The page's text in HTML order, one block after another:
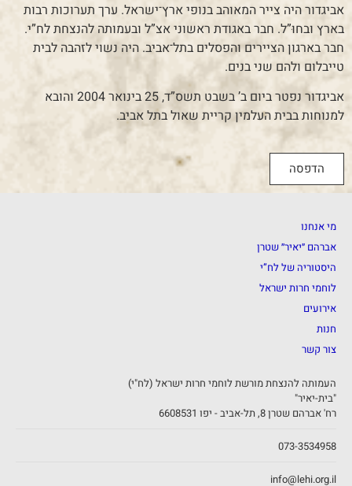
אביגדור היה צייר המאוהב בנופי ארץ־ישראל. ערך תערוכות רבות
בארץ ובחוּ”ל. חבר באגודת ראשוני אצ”ל ובעמותה להנצחת לח”י.
חבר בארגון הציירים והפסלים בתל־אביב. היה נשוי לזהבה לבית
טייבלום ולהם שני בנים.
אביגדור נפטר ביום ב’ בשבט תשס”ד, 25 בינואר 2004 והובא
למנוחות בבית העלמין קריית שאול בתל אביב.
הדפסה
מי אנחנו
אברהם ״יאיר״ שטרן
היסטוריה של לח”י
לוחמי חרות ישראל
אירועים
חנות
צור קשר
העמותה להנצחת מורשת לוחמי חרות ישראל (לח"י)
"בית-יאיר"
רח' אברהם שטרן 8, תל-אביב - יפו 6608531
073-3534958
info@lehi.org.il